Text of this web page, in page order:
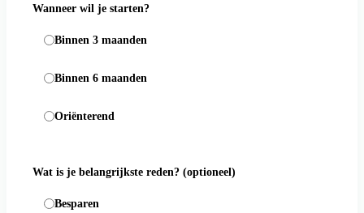
Wanneer wil je starten?
Binnen 3 maanden
Binnen 6 maanden
Oriënterend
Wat is je belangrijkste reden? (optioneel)
Besparen